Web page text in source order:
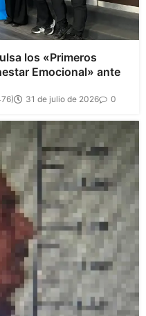
los «Primeros
Emocional» ante
31 de julio de 2026 0